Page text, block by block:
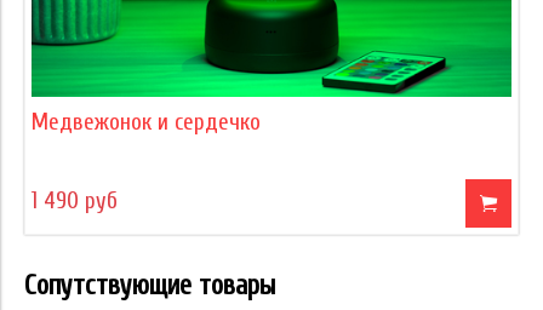
Медвежонок и сердечко
1 490 руб
Сопутствующие товары